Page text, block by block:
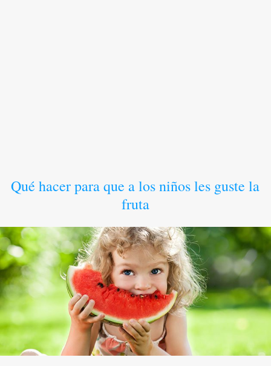
Qué hacer para que a los niños les guste la
fruta